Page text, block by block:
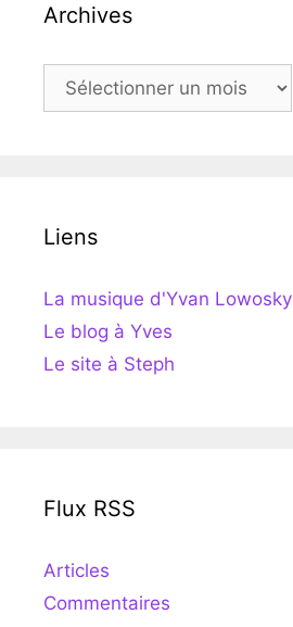
Archives
Archives
Liens
La musique d'Yvan Lowosky
Le blog à Yves
Le site à Steph
Flux RSS
Articles
Commentaires